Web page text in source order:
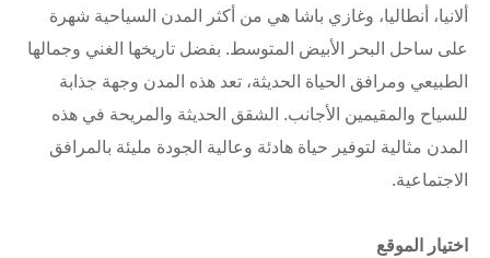
ألانيا، أنطاليا، وغازي باشا هي من أكثر المدن السياحية شهرة
على ساحل البحر الأبيض المتوسط. بفضل تاريخها الغني وجمالها
الطبيعي ومرافق الحياة الحديثة، تعد هذه المدن وجهة جذابة
للسياح والمقيمين الأجانب. الشقق الحديثة والمريحة في هذه
المدن مثالية لتوفير حياة هادئة وعالية الجودة مليئة بالمرافق
الاجتماعية.
اختيار الموقع